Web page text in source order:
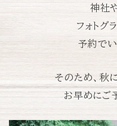
神社
フォトグ
予約で
そのため、秋
お早めにご